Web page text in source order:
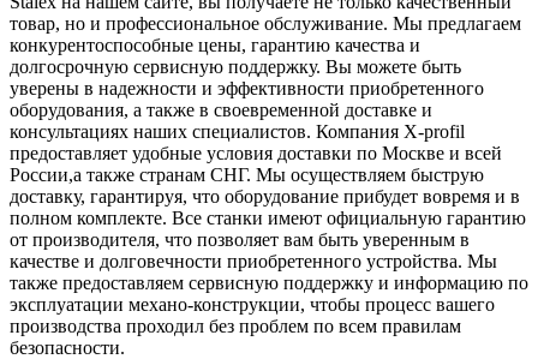
товар, но и профессиональное обслуживание. Мы предлагаем
конкурентоспособные цены, гарантию качества и
долгосрочную сервисную поддержку. Вы можете быть
уверены в надежности и эффективности приобретенного
оборудования, а также в своевременной доставке и
консультациях наших специалистов. Компания X-profil
предоставляет удобные условия доставки по Москве и всей
России,а также странам СНГ. Мы осуществляем быструю
доставку, гарантируя, что оборудование прибудет вовремя и в
полном комплекте. Все станки имеют официальную гарантию
от производителя, что позволяет вам быть уверенным в
качестве и долговечности приобретенного устройства. Мы
также предоставляем сервисную поддержку и информацию по
эксплуатации механо-конструкции, чтобы процесс вашего
производства проходил без проблем по всем правилам
безопасности.